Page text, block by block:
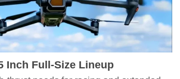
Inch Full-Size Lineup